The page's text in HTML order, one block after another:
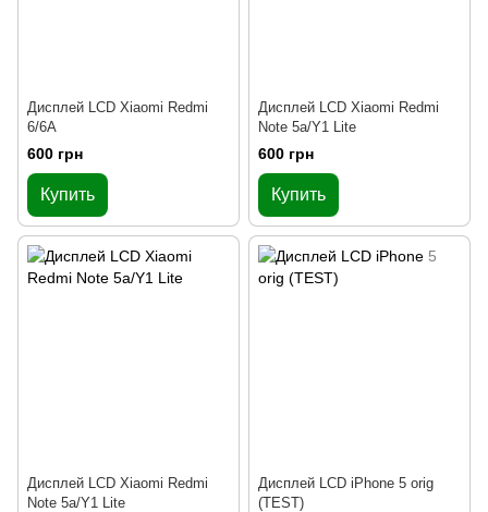
Дисплей LCD Xiaomi Redmi
6/6A
600 грн
Купить
Дисплей LCD Xiaomi Redmi
Note 5a/Y1 Lite
600 грн
Купить
Дисплей LCD Xiaomi Redmi
Note 5a/Y1 Lite
Дисплей LCD iPhone 5 orig
(TEST)